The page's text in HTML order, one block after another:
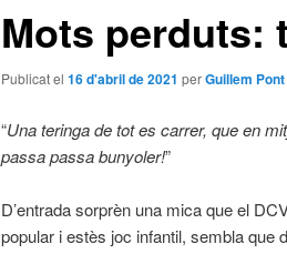
Mots perduts:
Publicat el 16 d'abril de 2021 perGuillem Pont
“Una teringa de tot es carrer, que en
passa passa bunyoler!”
D’entrada sorprèn una mica que el
popular i estès joc infantil, sembla que